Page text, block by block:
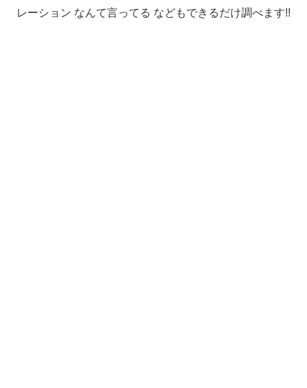
レーション なんて言ってる などもできるだけ調べます!!